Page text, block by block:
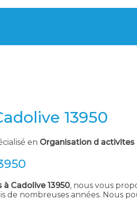
13950
en Organisation d activites
Cadolive 13950, nous vous
nombreuses années. Nous